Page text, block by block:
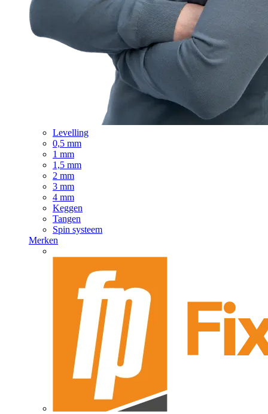
Levelling
0,5 mm
1 mm
1,5 mm
2 mm
3 mm
4 mm
Keggen
Tangen
Spin systeem
Merken